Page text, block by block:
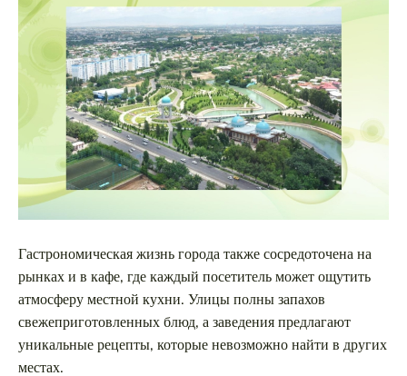
Гастрономическая жизнь города также сосредоточена на
рынках и в кафе, где каждый посетитель может ощутить
атмосферу местной кухни. Улицы полны запахов
свежеприготовленных блюд, а заведения предлагают
уникальные рецепты, которые невозможно найти в других
местах.